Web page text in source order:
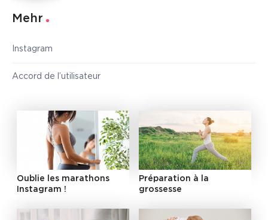
Mehr
Instagram
Accord de l’utilisateur
Oublie les marathons
Instagram !
Préparation à la
grossesse